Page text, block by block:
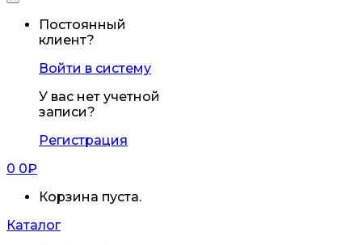
Постоянный
клиент?
Войти в систему
У вас нет учетной
записи?
Регистрация
0 0₽
Корзина пуста.
Каталог